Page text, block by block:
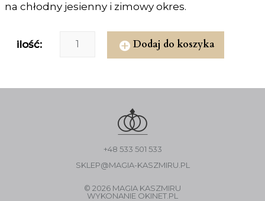
na chłodny jesienny i zimowy okres.
ilość: Dodaj do koszyka
+48 533 501 533
SKLEP@MAGIA-KASZMIRU.PL
© 2026 MAGIA KASZMIRU
WYKONANIE OKINET.PL